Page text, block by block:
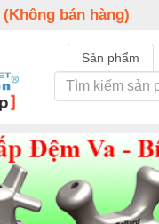
(Không bán hàng)
Sản phẩm